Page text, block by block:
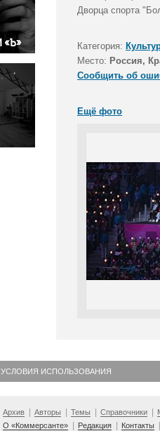
Дворца спорта
Категория:
Место: Россия,
Сообщить об
Ещё фото
УСЛОВИЯ ИСПОЛЬЗОВАНИЯ
Архив Авторы Темы Справочники
О «Коммерсанте»
Редакция Контакты